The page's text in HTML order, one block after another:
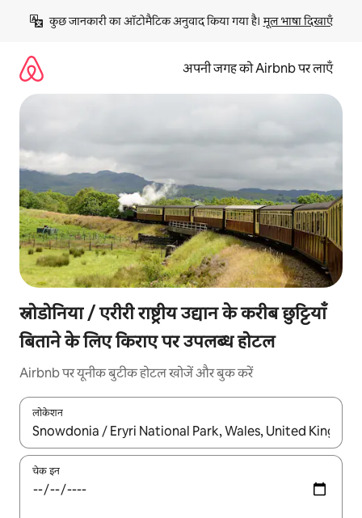
छोड़कर
कॉन्टेंट
कुछ जानकारी का ऑटोमैटिक अनुवाद किया गया है। मूल भाषा दिखाएँ
अपनी जगह को Airbnb पर लाएँ
स्नोडोनिया / एरीरी राष्ट्रीय उद्यान के करीब छुट्टियाँ
बिताने के लिए किराए पर उपलब्ध होटल
Airbnb पर यूनीक बुटीक होटल खोजें और बुक करें
लोकेशन
नतीजों के उपलब्ध होने पर, अप और डाउन 'ऐरो की' का इस्तेमाल करके नेविगेट
चेक इन